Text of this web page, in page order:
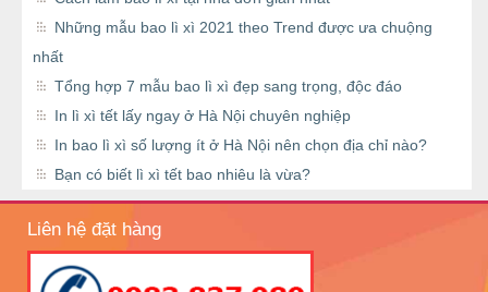
Những mẫu bao lì xì 2021 theo Trend được ưa chuộng
nhất
Tổng hợp 7 mẫu bao lì xì đẹp sang trọng, độc đáo
In lì xì tết lấy ngay ở Hà Nội chuyên nghiệp
In bao lì xì số lượng ít ở Hà Nội nên chọn địa chỉ nào?
Bạn có biết lì xì tết bao nhiêu là vừa?
Liên hệ đặt hàng